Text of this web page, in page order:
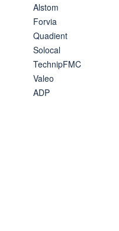
Alstom
Forvia
Quadient
Solocal
TechnipFMC
Valeo
ADP